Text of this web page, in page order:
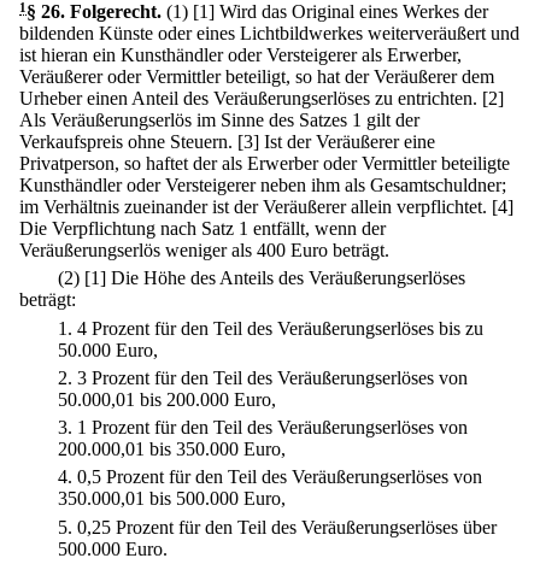
1 § 26. Folgerecht. (1) [1] Wird das Original eines Werkes der
bildenden Künste oder eines Lichtbildwerkes weiterveräußert und
ist hieran ein Kunsthändler oder Versteigerer als Erwerber,
Veräußerer oder Vermittler beteiligt, so hat der Veräußerer dem
Urheber einen Anteil des Veräußerungserlöses zu entrichten. [2]
Als Veräußerungserlös im Sinne des Satzes 1 gilt der
Verkaufspreis ohne Steuern. [3] Ist der Veräußerer eine
Privatperson, so haftet der als Erwerber oder Vermittler beteiligte
Kunsthändler oder Versteigerer neben ihm als Gesamtschuldner;
im Verhältnis zueinander ist der Veräußerer allein verpflichtet. [4]
Die Verpflichtung nach Satz 1 entfällt, wenn der
Veräußerungserlös weniger als 400 Euro beträgt.
(2) [1] Die Höhe des Anteils des Veräußerungserlöses
beträgt:
1. 4 Prozent für den Teil des Veräußerungserlöses bis zu
50.000 Euro,
2. 3 Prozent für den Teil des Veräußerungserlöses von
50.000,01 bis 200.000 Euro,
3. 1 Prozent für den Teil des Veräußerungserlöses von
200.000,01 bis 350.000 Euro,
4. 0,5 Prozent für den Teil des Veräußerungserlöses von
350.000,01 bis 500.000 Euro,
5. 0,25 Prozent für den Teil des Veräußerungserlöses über
500.000 Euro.